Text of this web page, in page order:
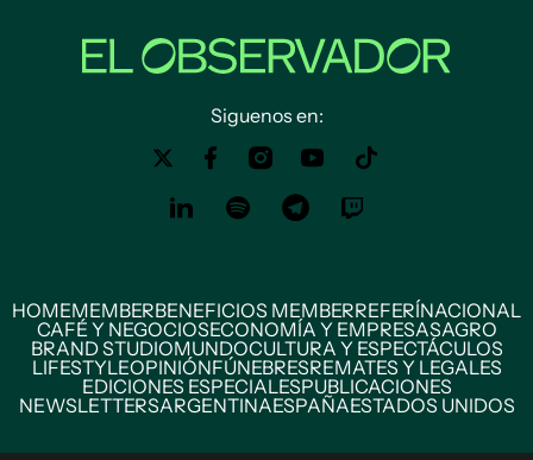
Siguenos en:
HOMEMEMBERBENEFICIOS MEMBERREFERÍNACIONAL
CAFÉ Y NEGOCIOSECONOMÍA Y EMPRESASAGRO
BRAND STUDIOMUNDOCULTURA Y ESPECTÁCULOS
LIFESTYLEOPINIÓNFÚNEBRESREMATES Y LEGALES
EDICIONES ESPECIALESPUBLICACIONES
NEWSLETTERSARGENTINAESPAÑAESTADOS UNIDOS